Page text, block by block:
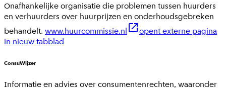
Onafhankelijke organisatie die problemen tussen huurders
en verhuurders over huurprijzen en onderhoudsgebreken
behandelt. www.huurcommissie.nl
opent externe pagina
in nieuw tabblad
ConsuWijzer
Informatie en advies over consumentenrechten, waaronder